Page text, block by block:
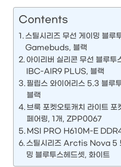
Contents
스틸시리즈 무선 게이밍 블
Gamebuds, 블랙
아이리버 실리콘 무선 블루투
IBC-AIR9 PLUS, 블랙
필립스 와이어리스 5.3 블루
블랙
브룩 포켓오토캐치 라이트 포
페어링, 1개, ZPP0067
MSI PRO H610M-E
스틸시리즈 Arctis Nova 5
밍 블루투스헤드셋, 화이트